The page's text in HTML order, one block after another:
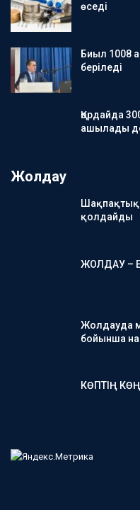
өседі
Биыл 1008
беріледі
Қордайда
ашылады
Жолдау
қолдайды
ЖОЛДАУ –
Жолдауда
бойынша
КӨПТІҢ